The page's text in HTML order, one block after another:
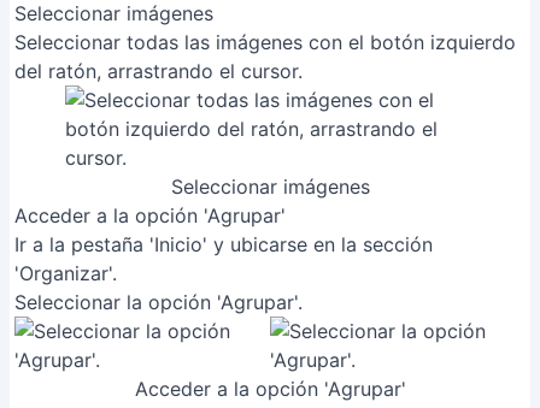
Seleccionar imágenes
Seleccionar todas las imágenes con el botón izquierdo
del ratón, arrastrando el cursor.
Seleccionar imágenes
Acceder a la opción 'Agrupar'
Ir a la pestaña 'Inicio' y ubicarse en la sección
'Organizar'.
Seleccionar la opción 'Agrupar'.
Acceder a la opción 'Agrupar'